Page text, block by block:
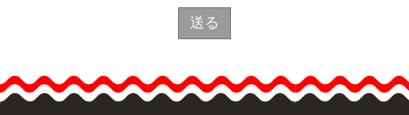
送る